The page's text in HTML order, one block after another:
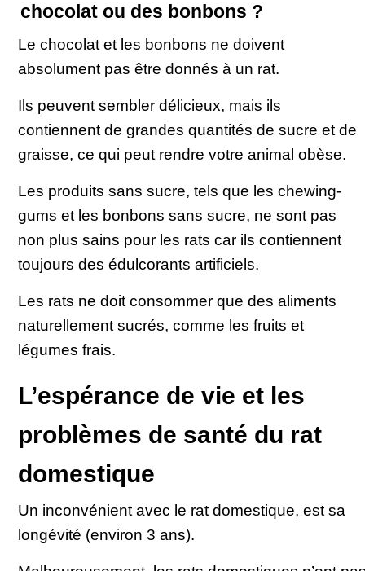
chocolat ou des bonbons ?
Le chocolat et les bonbons ne doivent
absolument pas être donnés à un rat.
Ils peuvent sembler délicieux, mais ils
contiennent de grandes quantités de sucre et de
graisse, ce qui peut rendre votre animal obèse.
Les produits sans sucre, tels que les chewing-
gums et les bonbons sans sucre, ne sont pas
non plus sains pour les rats car ils contiennent
toujours des édulcorants artificiels.
Les rats ne doit consommer que des aliments
naturellement sucrés, comme les fruits et
légumes frais.
L’espérance de vie et les
problèmes de santé du rat
domestique
Un inconvénient avec le rat domestique, est sa
longévité (environ 3 ans).